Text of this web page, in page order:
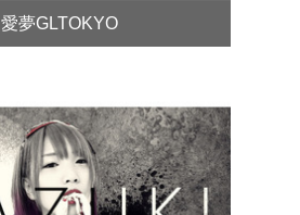
愛夢GLTOKYO